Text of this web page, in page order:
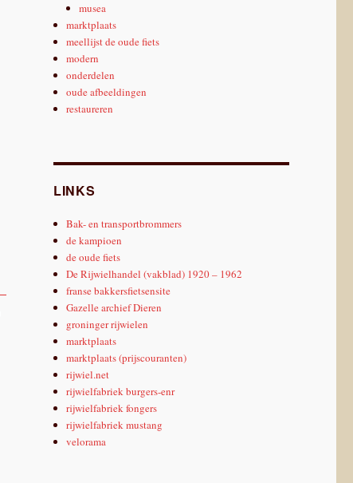
musea
marktplaats
meellijst de oude fiets
modern
onderdelen
oude afbeeldingen
restaureren
LINKS
Bak- en transportbrommers
de kampioen
de oude fiets
De Rijwielhandel (vakblad) 1920 – 1962
franse bakkersfietsensite
Gazelle archief Dieren
groninger rijwielen
marktplaats
marktplaats (prijscouranten)
rijwiel.net
rijwielfabriek burgers-enr
rijwielfabriek fongers
rijwielfabriek mustang
velorama